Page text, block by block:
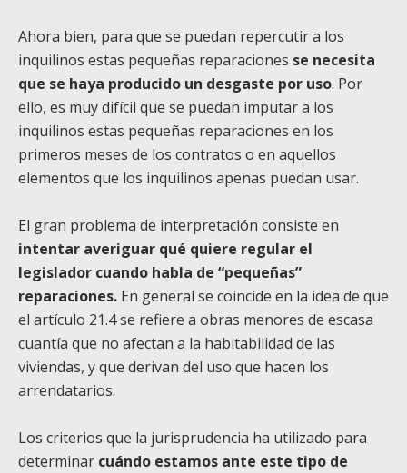
Ahora bien, para que se puedan repercutir a los
inquilinos estas pequeñas reparaciones se necesita
que se haya producido un desgaste por uso. Por
ello, es muy difícil que se puedan imputar a los
inquilinos estas pequeñas reparaciones en los
primeros meses de los contratos o en aquellos
elementos que los inquilinos apenas puedan usar.
El gran problema de interpretación consiste en
intentar averiguar qué quiere regular el
legislador cuando habla de “pequeñas”
reparaciones. En general se coincide en la idea de que
el artículo 21.4 se refiere a obras menores de escasa
cuantía que no afectan a la habitabilidad de las
viviendas, y que derivan del uso que hacen los
arrendatarios.
Los criterios que la jurisprudencia ha utilizado para
determinar cuándo estamos ante este tipo de